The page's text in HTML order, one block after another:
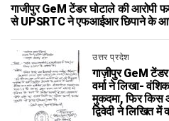
गाजीपुर GeM टेंडर घोटाले की
से UPSRTC ने एफआईआर छिपाने के
उत्तर प्रदेश
गाज़ीपुर GeM टेंडर
वर्मा ने लिखा-
मुकदमा, फिर किस
द्विवेदी ने लिखित में